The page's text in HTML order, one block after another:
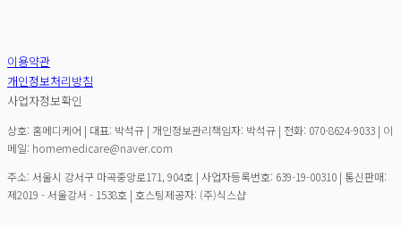
이용약관
개인정보처리방침
사업자정보확인
상호: 홈메디케어 | 대표: 박석규 | 개인정보관리책임자: 박석규 | 전화: 070-8624-9033 | 이
메일: homemedicare@naver.com
주소: 서울시 강서구 마곡중앙로171, 904호 | 사업자등록번호: 639-19-00310 | 통신판매:
제2019 - 서울강서 - 1538호 | 호스팅제공자: (주)식스샵